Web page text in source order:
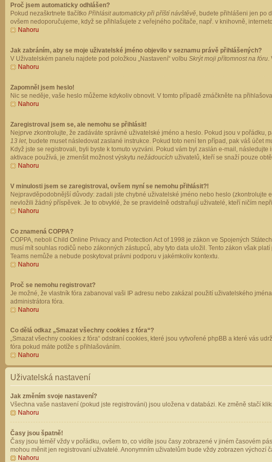
Proč jsem automaticky odhlášen?
Pokud nezaškrtnete tlačítko Přihlásit automaticky při příští návštěvě, budete přihlášeni jen po
ovšem nedoporučujeme, když se přihlašujete z veřejného počítače, např. v knihovně,
Nahoru
Jak zabráním, aby se moje uživatelské jméno objevilo v seznamu právě přihlášených?
V Uživatelském panelu najdete pod položkou „Nastavení“ volbu Skrýt moji přítomnost na fóru.
Nahoru
Zapomněl jsem heslo!
Nic se neděje, vaše heslo můžeme kdykoliv obnovit. V tomto případě zmáčkněte na
Nahoru
Zaregistroval jsem se, ale nemohu se přihlásit!
Nejprve zkontrolujte, že zadáváte správné uživatelské jméno a heslo. Pokud jsou v
13 let, budete muset následovat zaslané instrukce. Pokud toto není ten případ, pak váš účet
Když jste se registrovali, byli byste k tomuto vyzváni. Pokud vám byl zaslán e-mail,
aktivace používá, je zmenšit možnost výskytu nežádoucích uživatelů, kteří se snaží pouze
Nahoru
V minulosti jsem se zaregistroval, ovšem nyní se nemohu přihlásit?!
Nejpravděpodobnější důvody: zadali jste chybné uživatelské jméno nebo heslo
nevložili žádný příspěvek. Je to obvyklé, že se pravidelně odstraňují uživatelé, kteří ničím
Nahoru
Co znamená COPPA?
COPPA, neboli Child Online Privacy and Protection Act of 1998 je zákon ve Spojených
musí mít souhlas rodičů nebo zákonných zástupců, aby tyto data uložil. Tento zákon však
Teams nemůže a nebude poskytovat právni podporu v jakémkoliv kontextu.
Nahoru
Proč se nemohu registrovat?
Je možné, že vlastník fóra zabanoval vaši IP adresu nebo zakázal použití uživatelského
administrátora fóra.
Nahoru
Co dělá odkaz „Smazat všechny cookies z fóra“?
„Smazat všechny cookies z fóra“ odstraní cookies, které jsou vytvořené phpBB a které vás
fóra pokud máte potíže s přihlašováním.
Nahoru
Uživatelská nastavení
Jak změním svoje nastavení?
Všechna vaše nastavení (pokud jste registrováni) jsou uložena v databázi. Ke změně stačí
Nahoru
Časy jsou špatně!
Časy jsou téměř vždy v pořádku, ovšem to, co vidíte jsou časy zobrazené v jiném časovém
mohou měnit jen registrovaní uživatelé. Anonymním uživatelům bude vždy zobrazen výchozí
Nahoru